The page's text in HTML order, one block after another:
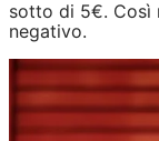
sotto di 5€. Così
negativo.